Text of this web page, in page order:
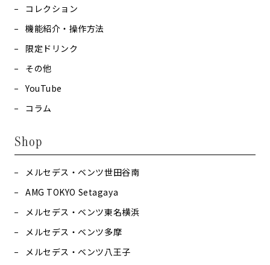
コレクション
機能紹介・操作方法
限定ドリンク
その他
YouTube
コラム
Shop
メルセデス・ベンツ世田谷南
AMG TOKYO Setagaya
メルセデス・ベンツ東名横浜
メルセデス・ベンツ多摩
メルセデス・ベンツ八王子